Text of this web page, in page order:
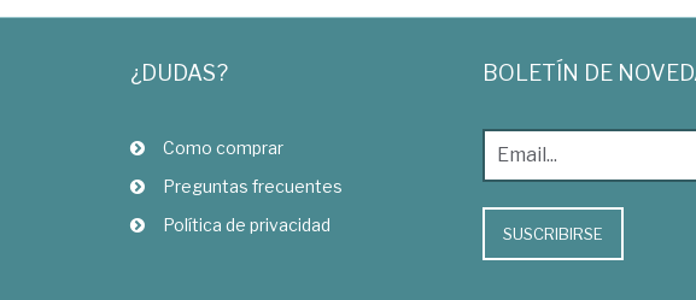
¿DUDAS?
Como comprar
Preguntas frecuentes
Política de privacidad
BOLETÍN DE
SUSCRIBIRSE